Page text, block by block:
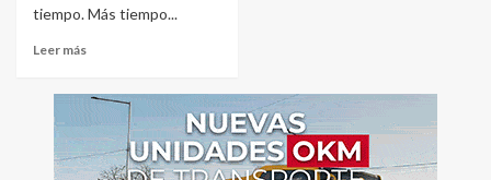
tiempo. Más tiempo...
Leer más